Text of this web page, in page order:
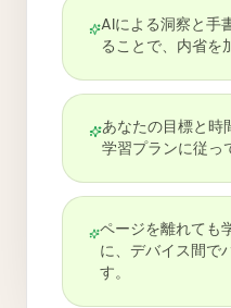
AIによる洞察と手
ることで、内省を
あなたの目標と時
学習プランに従っ
ページを離れても
に、デバイス間で
す。